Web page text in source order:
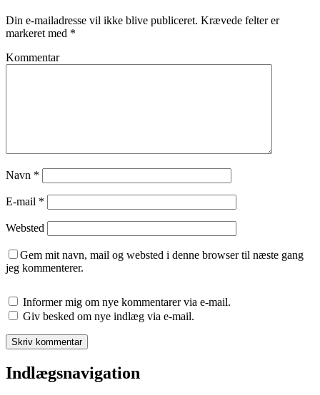
Din e-mailadresse vil ikke blive publiceret. Krævede felter er
markeret med *
Kommentar
Navn *
E-mail *
Websted
Gem mit navn, mail og websted i denne browser til næste gang
jeg kommenterer.
Informer mig om nye kommentarer via e-mail.
Giv besked om nye indlæg via e-mail.
Indlægsnavigation